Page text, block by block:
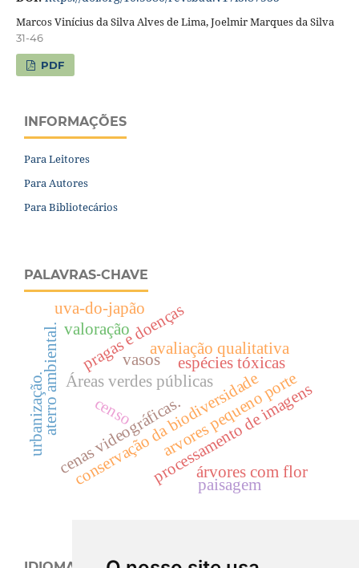
Marcos Vinícius da Silva Alves de Lima, Joelmir Marques da Silva
31-46
PDF
INFORMAÇÕES
Para Leitores
Para Autores
Para Bibliotecários
PALAVRAS-CHAVE
Áreas verdes públicasprocessamento de imagens
espécies tóxicas
conservação da biodiversidade
arvores pequeno porte
avaliação qualitativa
aterro ambiental. cenas videográficas.
censo
árvores com flor
urbanização.
pragas e doenças
valoração
vasos
uva-do-japão
paisagem